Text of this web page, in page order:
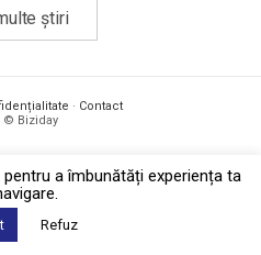
știri
· Contact
© Biziday
a îmbunătăți experiența ta
Refuz